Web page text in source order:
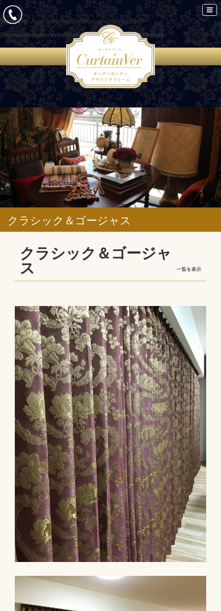
Warning: A non-numeric value encountered in
/home/curtainver/curtain-ver.com/public_html/wp-
content/themes/curtain/functions.php
on line 86
クラシック＆ゴージャス
クラシック＆ゴージャ
ス
一覧を表示